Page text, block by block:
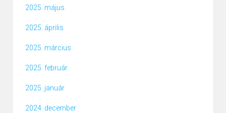
2025. május
2025. április
2025. március
2025. február
2025. január
2024. december